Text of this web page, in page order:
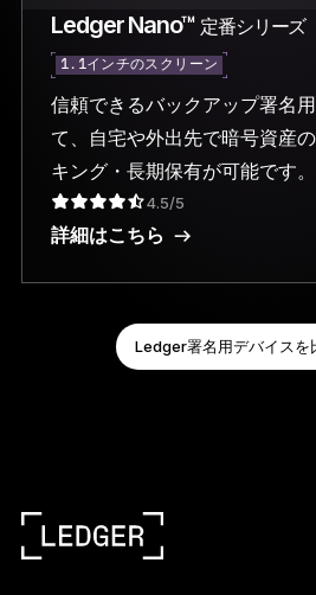
Ledger Nano™ 定番シリーズ
1.1インチのスクリーン
信頼できるバックアップ署名
て、自宅や外出先で暗号資産
キング・長期保有が可能です。
4.5/5
詳細はこちら
Ledger署名用デバイスを